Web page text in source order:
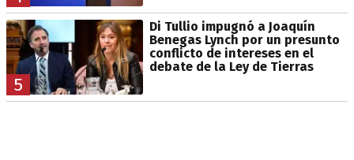
5
Di Tullio impugnó a Joaquín
Benegas Lynch por un presunto
conflicto de intereses en el
debate de la Ley de Tierras